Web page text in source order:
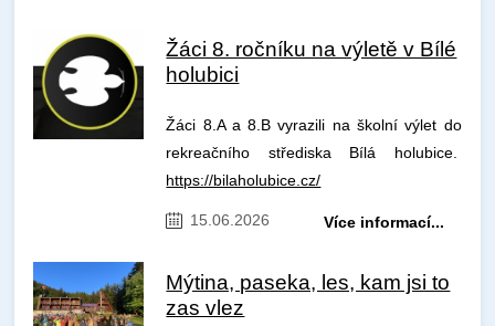
Žáci 8. ročníku na výletě v Bílé
holubici
Žáci 8.A a 8.B vyrazili na školní výlet do
rekreačního střediska Bílá holubice.
https://bilaholubice.cz/
15.06.2026 Více informací...
Mýtina, paseka, les, kam jsi to
zas vlez